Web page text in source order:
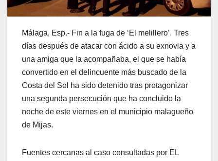
Málaga, Esp.- Fin a la fuga de ‘El melillero’. Tres
días después de atacar con ácido a su exnovia y a
una amiga que la acompañaba, el que se había
convertido en el delincuente más buscado de la
Costa del Sol ha sido detenido tras protagonizar
una segunda persecución que ha concluido la
noche de este viernes en el municipio malagueño
de Mijas.
Fuentes cercanas al caso consultadas por EL